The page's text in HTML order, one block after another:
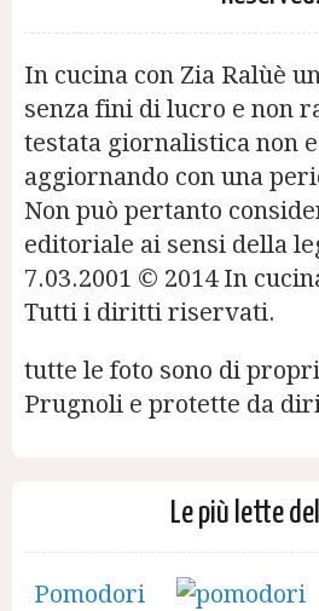
In cucina con Zia Ralùè
senza fini di lucro e non
testata giornalistica non
aggiornando con una
Non può pertanto
editoriale ai sensi della
7.03.2001 © 2014 In
Tutti i diritti riservati.
tutte le foto sono di
Prugnoli e protette da
Le più lette
Pomodori